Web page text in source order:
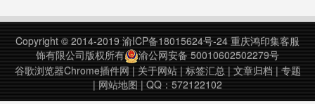
载离线包安装。作者：
directio……
Copyright © 2014-2019 渝ICP备18015624号-24 重庆鸿印集客服
饰有限公司版权所有
渝公网安备 50010602502279号
谷歌浏览器Chrome插件网 | 关于网站| 标签汇总| 文章归档 | 专题
| 网站地图 | QQ：572122102